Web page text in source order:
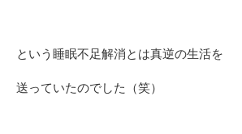
という睡眠不足解消とは真逆の生活を
送っていたのでした（笑）